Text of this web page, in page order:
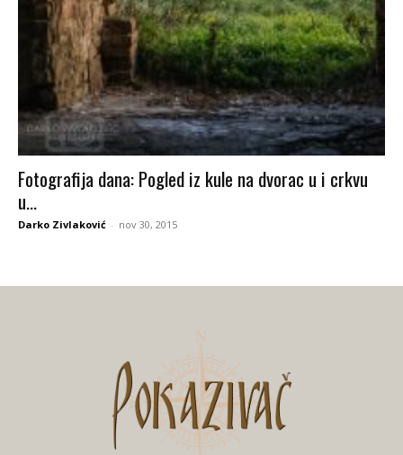
Fotografija dana: Pogled iz kule na dvorac u i crkvu
u...
Darko Zivlaković - nov 30, 2015